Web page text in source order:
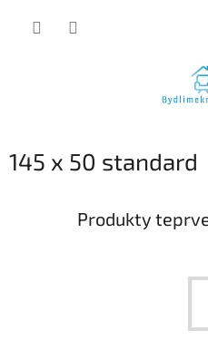
145 x 50 standard
Produkty